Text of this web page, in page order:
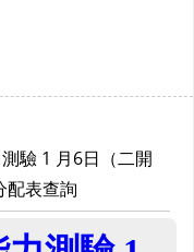
驗 1 月6日（二開
配表查詢